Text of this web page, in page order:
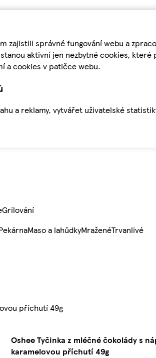
zajistili správné fungování webu a
aktivní jen nezbytné cookies,
a cookies v patičce webu.
a reklamy, vytvářet uživatelské
Grilování
Maso a lahůdkyMraženéTrvanlivé
příchutí 49g
Oshee Tyčinka z mléčné čokolády s
karamelovou příchutí 49g